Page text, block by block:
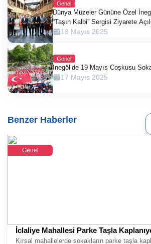
Genel
Dünya Müzeler Gününe Özel
“Taşın Kalbi” Sergisi Ziyarete
18 Mayıs 2025
Genel
İnegöl’de 19 Mayıs Coşkusu
17 Mayıs 2025
Benzer Haberler
Genel
İclaliye Mahallesi Parke Taşla
Kırsal mahallelerde sokakların parke taşla